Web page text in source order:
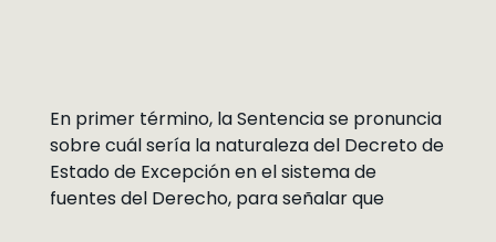
En primer término, la Sentencia se pronuncia
sobre cuál sería la naturaleza del Decreto de
Estado de Excepción en el sistema de
fuentes del Derecho, para señalar que